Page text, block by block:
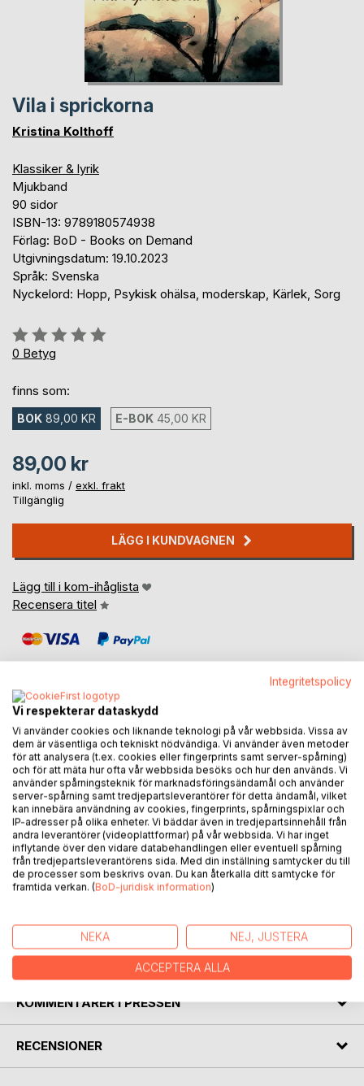
Vila i sprickorna
Kristina Kolthoff
Klassiker & lyrik
Mjukband
90 sidor
ISBN-13: 9789180574938
Förlag: BoD - Books on Demand
Utgivningsdatum: 19.10.2023
Språk: Svenska
Nyckelord: Hopp, Psykisk ohälsa, moderskap, Kärlek, Sorg
Betyg::
0%
0 Betyg
finns som:
BOK 89,00 KR E-BOK 45,00 KR
89,00 kr
inkl. moms / exkl. frakt
Tillgänglig
LÄGG I KUNDVAGNEN
Lägg till i kom-ihåglista
Recensera titel
BESKRIVNING
En bok till tröst och förståelse. Dikterna färdas genom
årstiderna och omfamnar livet och döden, glädjen och
sorgen. De berättar om moderskapet och den förunderliga
kroppen. De håller i ångesten, rädslan och ilskan. De vilar i
kärleken och hoppet och tron. Boken är ett försök att få
syn på det osynliga.
Dikterna är korta betraktelser med naturen som kuliss och
FÖRFATTARE
KOMMENTARER I PRESSEN
RECENSIONER
Integritetspolicy
Vi respekterar dataskydd
Vi använder cookies och liknande teknologi på vår webbsida. Vissa av
dem är väsentliga och tekniskt nödvändiga. Vi använder även metoder
för att analysera (t.ex. cookies eller fingerprints samt server-spårning)
och för att mäta hur ofta vår webbsida besöks och hur den används. Vi
använder spårningsteknik för marknadsföringsändamål och använder
server-spårning samt tredjepartsleverantörer för detta ändamål, vilket
kan innebära användning av cookies, fingerprints, spårningspixlar och
IP-adresser på olika enheter. Vi bäddar även in tredjepartsinnehåll från
andra leverantörer (videoplattformar) på vår webbsida. Vi har inget
inflytande över den vidare databehandlingen eller eventuell spårning
från tredjepartsleverantörens sida. Med din inställning samtycker du till
de processer som beskrivs ovan. Du kan återkalla ditt samtycke för
framtida verkan. (BoD-juridisk information)
NEKA NEJ, JUSTERA
ACCEPTERA ALLA